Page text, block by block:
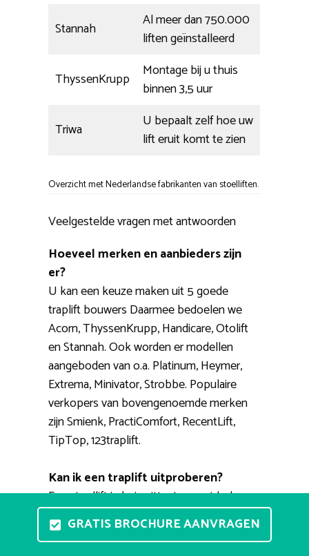
Stannah
Al meer dan 750.000
liften geïnstalleerd
ThyssenKrupp
Montage bij u thuis
binnen 3,5 uur
Triwa
U bepaalt zelf hoe uw
lift eruit komt te zien
Overzicht met Nederlandse fabrikanten van stoelliften.
Veelgestelde vragen met antwoorden
Hoeveel merken en aanbieders zijn
er?
U kan een keuze maken uit 5 goede
traplift bouwers Daarmee bedoelen we
Acorn, ThyssenKrupp, Handicare, Otolift
en Stannah. Ook worden er modellen
aangeboden van o.a. Platinum, Heymer,
Extrema, Minivator, Strobbe. Populaire
verkopers van bovengenoemde merken
zijn Smienk, PractiComfort, RecentLift,
TipTop, 123traplift.
Kan ik een traplift uitproberen?
Een stoellift in huis uittesten gaat helaas
niet lukken. Wel zijn er verschillende
showrooms waar u ze in detail kunt
GRATIS BROCHURE AANVRAGEN